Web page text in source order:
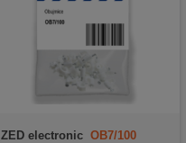
ZED electronic OB7/100